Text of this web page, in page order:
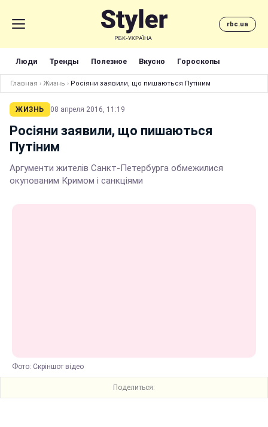
rbc.ua
Люди Тренды Полезное Вкусно Гороскопы
Главная › Жизнь › Росіяни заявили, що пишаються Путіним
ЖИЗНЬ 08 апреля 2016, 11:19
Росіяни заявили, що пишаються
Путіним
Аргументи жителів Санкт-Петербурга обмежилися
окупованим Кримом і санкціями
Фото: Скріншот відео
Поделиться: